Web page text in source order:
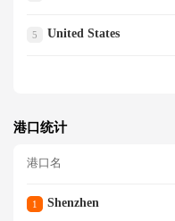
5 United States
港口统计
港口名
1 Shenzhen